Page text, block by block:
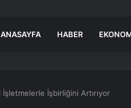
ANASAYFA HABER
İşletmelerle İşbirliğini Artırıyor